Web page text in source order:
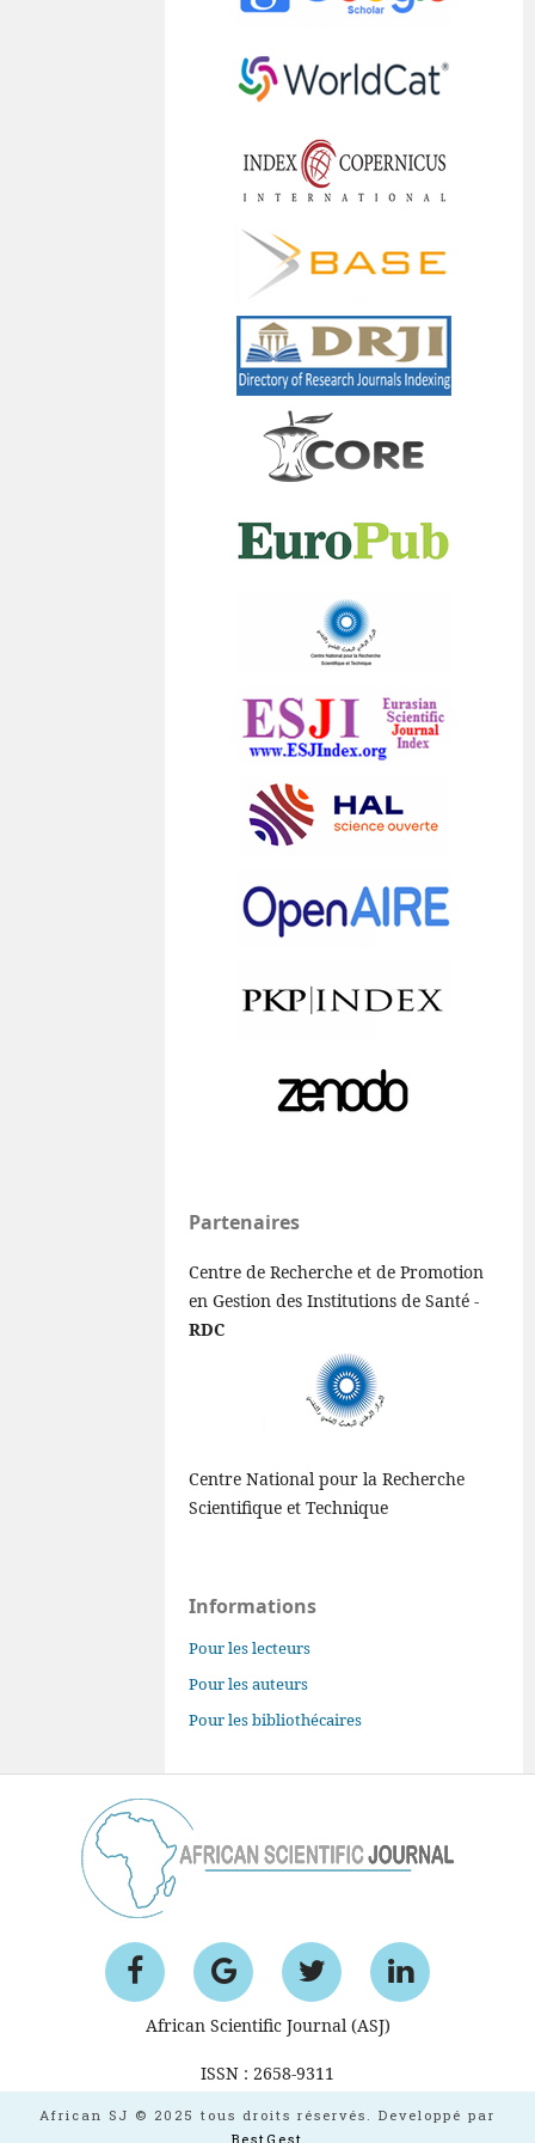
Partenaires
Centre de Recherche et de Promotion
en Gestion des Institutions de Santé -
RDC
Centre National pour la Recherche
Scientifique et Technique
Informations
Pour les lecteurs
Pour les auteurs
Pour les bibliothécaires
African Scientific Journal (ASJ)
ISSN : 2658-9311
African SJ © 2025 tous droits réservés. Developpé par
BestGest